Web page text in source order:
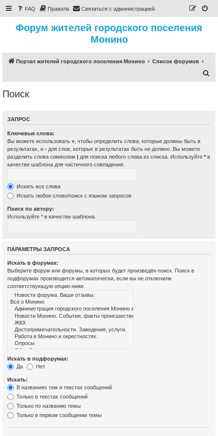
FAQ Правила Связаться с администрацией
Форум жителей городского поселения
Монино
Портал жителей городского поселения Монино
Список форумов
Поиск
ЗАПРОС
Ключевые слова:
Вы можете использовать + , чтобы определить слова, которые должны быть в
результатах, и - для слов, которых в результатах быть не должно. Вы можете
разделить слова символом | для поиска любого слова из списка. Используйте * в
качестве шаблона для частичного совпадения.
Искать все слова
Искать любое слово/поиск с языком запросов
Поиск по автору:
Используйте * в качестве шаблона.
ПАРАМЕТРЫ ЗАПРОСА
Искать в форумах:
Выберите форум или форумы, в которых будет произведён поиск. Поиск в
подфорумах производится автоматически, если вы не отключили
соответствующую опцию ниже.
Искать в подфорумах:
Да
Нет
Искать:
В названиях тем и текстах сообщений
Только в текстах сообщений
Только по названию темы
Только в первом сообщении темы